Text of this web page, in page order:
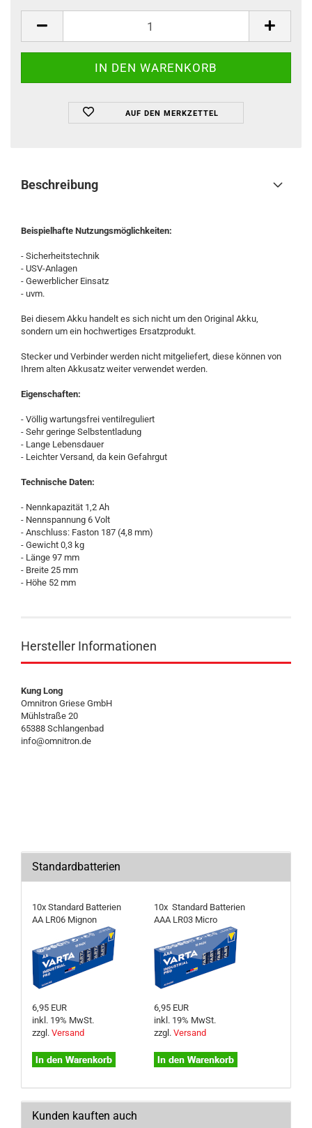
AUF DEN MERKZETTEL
Beschreibung
Beispielhafte Nutzungsmöglichkeiten:
- Sicherheitstechnik
- USV-Anlagen
- Gewerblicher Einsatz
- uvm.
Bei diesem Akku handelt es sich nicht um den Original Akku,
sondern um ein hochwertiges Ersatzprodukt.
Stecker und Verbinder werden nicht mitgeliefert, diese können von
Ihrem alten Akkusatz weiter verwendet werden.
Eigenschaften:
- Völlig wartungsfrei ventilreguliert
- Sehr geringe Selbstentladung
- Lange Lebensdauer
- Leichter Versand, da kein Gefahrgut
Technische Daten:
- Nennkapazität 1,2 Ah
- Nennspannung 6 Volt
- Anschluss: Faston 187 (4,8 mm)
- Gewicht 0,3 kg
- Länge 97 mm
- Breite 25 mm
- Höhe 52 mm
Hersteller Informationen
Kung Long
Omnitron Griese GmbH
Mühlstraße 20
65388 Schlangenbad
info@omnitron.de
Standardbatterien
10x Standard Batterien
AA LR06 Mignon
6,95 EUR
inkl. 19% MwSt.
zzgl. Versand
10x Standard Batterien
AAA LR03 Micro
6,95 EUR
inkl. 19% MwSt.
zzgl. Versand
Kunden kauften auch